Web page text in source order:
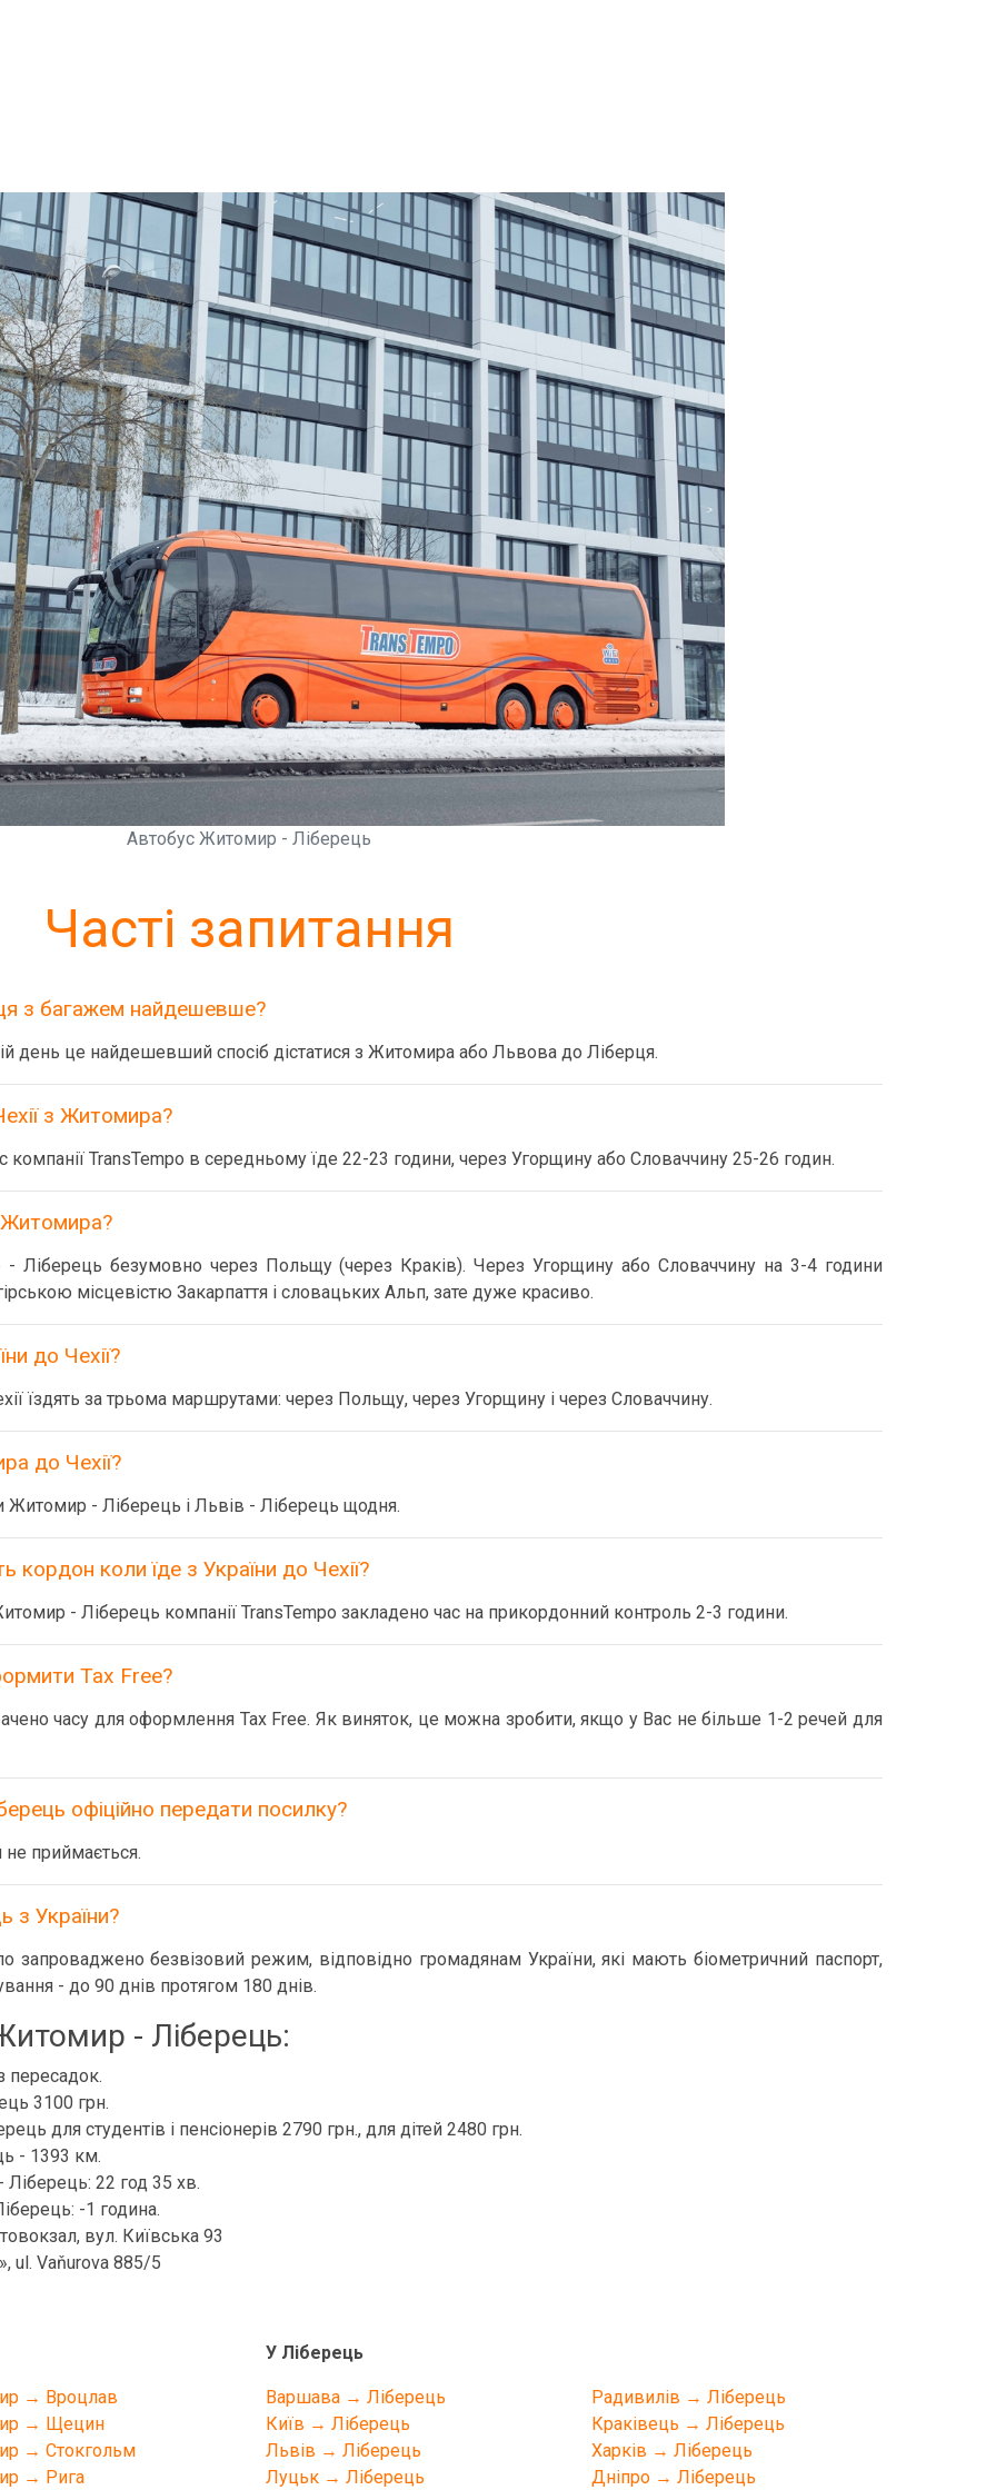
Автобус Житомир - Ліберець
Часті запитання
з багажем найдешевше?
день це найдешевший спосіб дістатися з Житомира або Львова до Ліберця.
з Житомира?
TransTempo в середньому їде 22-23 години, через Угорщину або Словаччину 25-26 годин.
Житомира?
безумовно через Польщу (через Краків). Через Угорщину або Словаччину на 3-4 години
місцевістю Закарпаття і словацьких Альп, зате дуже красиво.
до Чехії?
їздять за трьома маршрутами: через Польщу, через Угорщину і через Словаччину.
до Чехії?
Житомир - Ліберець і Львів - Ліберець щодня.
кордон коли їде з України до Чехії?
- Ліберець компанії TransTempo закладено час на прикордонний контроль 2-3 години.
Tax Free?
часу для оформлення Tax Free. Як виняток, це можна зробити, якщо у Вас не більше 1-2 речей для
офіційно передати посилку?
приймається.
з України?
запроваджено безвізовий режим, відповідно громадянам України, які мають біометричний паспорт,
- до 90 днів протягом 180 днів.
- Ліберець:
пересадок.
3100 грн.
для студентів і пенсіонерів 2790 грн., для дітей 2480 грн.
- 1393 км.
Ліберець: 22 год 35 хв.
-1 година.
вул. Київська 93
ul. Vaňurova 885/5
→ Вроцлав
→ Щецин
→ Стокгольм
→ Рига
У Ліберець
Варшава → Ліберець
Київ → Ліберець
Львів → Ліберець
Луцьк → Ліберець
Радивилів → Ліберець
Краківець → Ліберець
Харків → Ліберець
Дніпро → Ліберець